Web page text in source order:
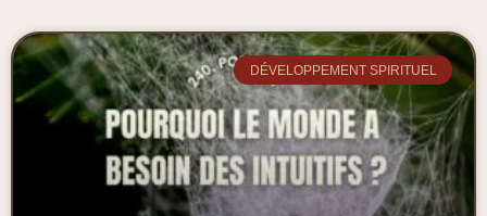
DÉVELOPPEMENT SPIRITUEL